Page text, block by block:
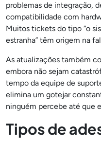
problemas de integração,
compatibilidade com
Muitos tickets do tipo “o
estranha” têm origem na
As atualizações também
embora não sejam
tempo da equipe de
elimina um gotejar
ninguém percebe até que
Tipos de